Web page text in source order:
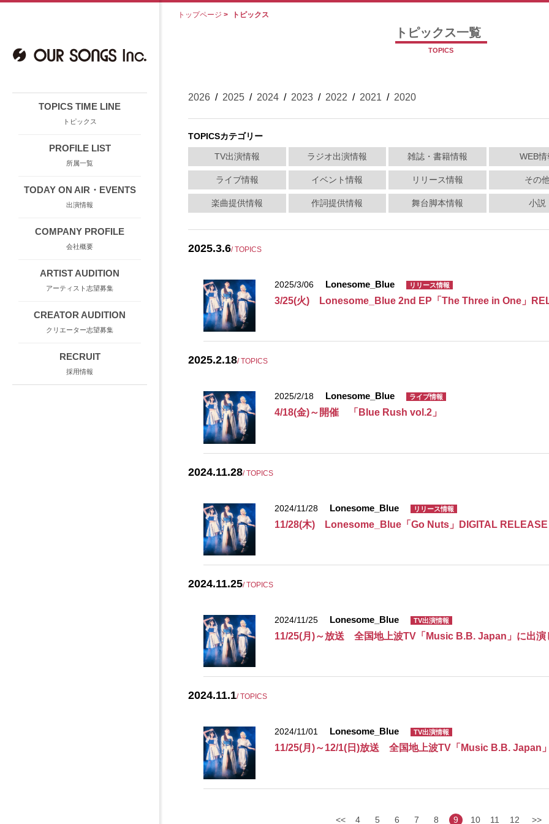
TOPICS TIME LINE
トピックス
PROFILE LIST
所属一覧
TODAY ON AIR・EVENTS
出演情報
COMPANY PROFILE
会社概要
ARTIST AUDITION
アーティスト志望募集
CREATOR AUDITION
クリエーター志望募集
RECRUIT
採用情報
トップページ > トピックス
トピックス一覧
TOPICS
2026 / 2025 / 2024 / 2023 / 2022 / 2021 / 2020
TOPICSカテゴリー
TV出演情報 ラジオ出演情報 雑誌・書籍情報 WEB情
ライブ情報 イベント情報 リリース情報 その
楽曲提供情報 作詞提供情報 舞台脚本情報 小説
2025.3.6/ TOPICS
2025/3/06 Lonesome_Blue リリース情報
3/25(火) Lonesome_Blue 2nd EP「The Three in One」
2025.2.18/ TOPICS
2025/2/18 Lonesome_Blue ライブ情報
4/18(金)～開催 「Blue Rush vol.2」
2024.11.28/ TOPICS
2024/11/28 Lonesome_Blue リリース情報
11/28(木) Lonesome_Blue「Go Nuts」DIGITAL RELEASE
2024.11.25/ TOPICS
2024/11/25 Lonesome_Blue TV出演情報
11/25(月)～放送 全国地上波TV「Music B.B. Japan」に出演
2024.11.1/ TOPICS
2024/11/01 Lonesome_Blue TV出演情報
11/25(月)～12/1(日)放送 全国地上波TV「Music B.B. Japan
<< 4 5 6 7 8 9 10 11 12 >>